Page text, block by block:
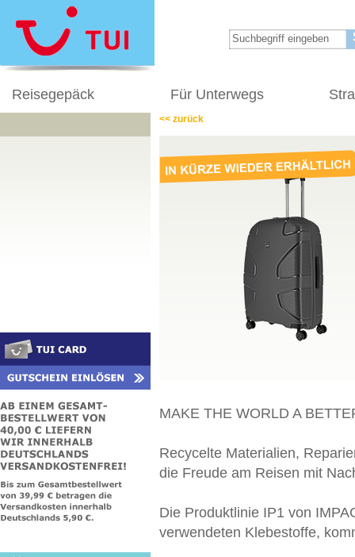
Reisegepäck Für Unterwegs
<< zurück
MAKE THE WORLD A
Recycelte Materialien,
die Freude am Reisen mit
Die Produktlinie IP1 von
verwendeten Klebestoffe,